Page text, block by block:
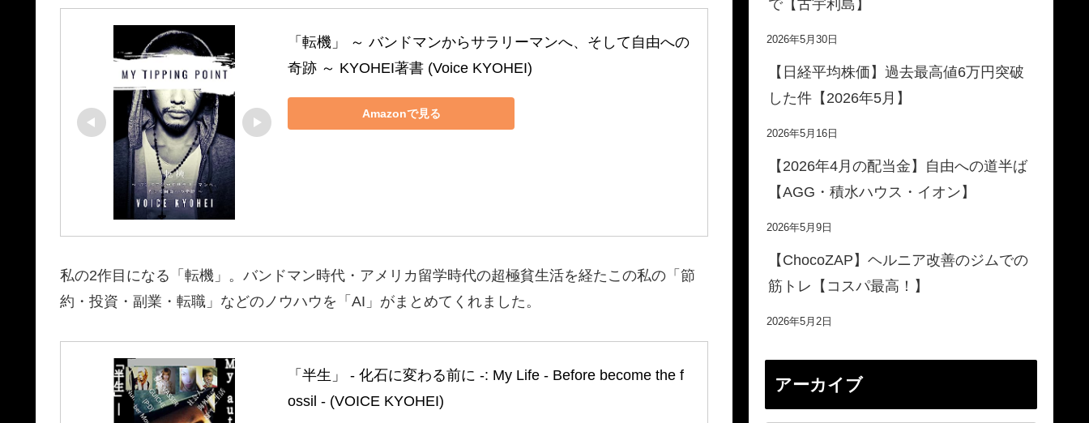
「転機」 ～ バンドマンからサラリーマンへ、そして自由への
奇跡 ～ KYOHEI著書 (Voice KYOHEI)
Amazonで見る
私の2作目になる「転機」。バンドマン時代・アメリカ留学時代の超極貧生活を経たこの私の「節
約・投資・副業・転職」などのノウハウを「AI」がまとめてくれました。
「半生」 ‐ 化石に変わる前に ‐: My Life ‐ Before become the f
ossil ‐ (VOICE KYOHEI)
で【古宇利島】
2026年5月30日
【日経平均株価】過去最高値6万円突破
した件【2026年5月】
2026年5月16日
【2026年4月の配当金】自由への道半ば
【AGG・積水ハウス・イオン】
2026年5月9日
【ChocoZAP】ヘルニア改善のジムでの
筋トレ【コスパ最高！】
2026年5月2日
アーカイブ